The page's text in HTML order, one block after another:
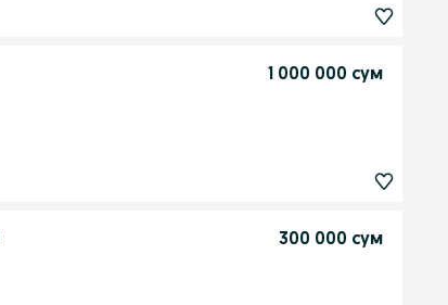
1 000 000 сум
300 000 сум